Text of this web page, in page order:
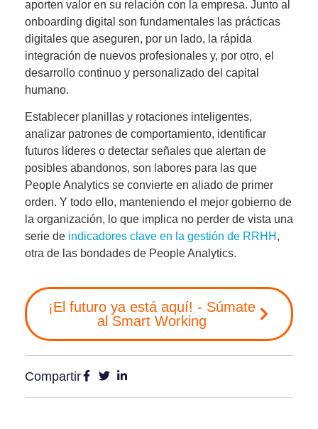
aporten valor en su relación con la empresa. Junto al
onboarding digital son fundamentales las prácticas
digitales que aseguren, por un lado, la rápida
integración de nuevos profesionales y, por otro, el
desarrollo continuo y personalizado del capital
humano.
Establecer planillas y rotaciones inteligentes,
analizar patrones de comportamiento, identificar
futuros líderes o detectar señales que alertan de
posibles abandonos, son labores para las que
People Analytics se convierte en aliado de primer
orden. Y todo ello, manteniendo el mejor gobierno de
la organización, lo que implica no perder de vista una
serie de indicadores clave en la gestión de RRHH ,
otra de las bondades de People Analytics.
¡El futuro ya está aquí! - Súmate
al Smart Working
Compartir